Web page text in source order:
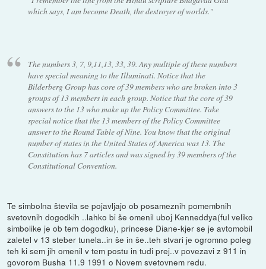
which says, I am become Death, the destroyer of worlds."
The numbers 3, 7, 9,11,13, 33, 39. Any multiple of these numbers
have special meaning to the Illuminati. Notice that the
Bilderberg Group has core of 39 members who are broken into 3
groups of 13 members in each group. Notice that the core of 39
answers to the 13 who make up the Policy Committee. Take
special notice that the 13 members of the Policy Committee
answer to the Round Table of Nine. You know that the original
number of states in the United States of America was 13. The
Constitution has 7 articles and was signed by 39 members of the
Constitutional Convention.
Te simbolna števila se pojavljajo ob posameznih pomembnih
svetovnih dogodkih ..lahko bi še omenil uboj Kenneddya(ful veliko
simbolike je ob tem dogodku), princese Diane-kjer se je avtomobil
zaletel v 13 steber tunela..in še in še..teh stvari je ogromno poleg
teh ki sem jih omenil v tem postu in tudi prej..v povezavi z 911 in
govorom Busha 11.9 1991 o Novem svetovnem redu.